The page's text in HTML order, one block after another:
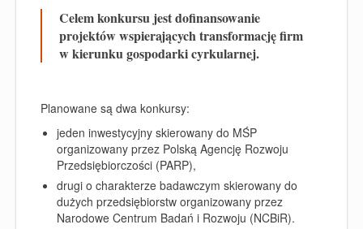
Celem konkursu jest dofinansowanie
projektów wspierających transformację firm
w kierunku gospodarki cyrkularnej.
Planowane są dwa konkursy:
jeden inwestycyjny skierowany do MŚP
organizowany przez Polską Agencję Rozwoju
Przedsiębiorczości (PARP),
drugi o charakterze badawczym skierowany do
dużych przedsiębiorstw organizowany przez
Narodowe Centrum Badań i Rozwoju (NCBiR).